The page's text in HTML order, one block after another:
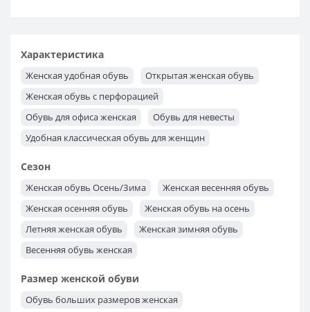
Характеристика
Женская удобная обувь
Открытая женская обувь
Женская обувь с перфорацией
Обувь для офиса женская
Обувь для невесты
Удобная классическая обувь для женщин
Женская обувь на высоком каблуке
Сезон
Женская обувь Осень/Зима
Женская весенняя обувь
Женская осенняя обувь
Женская обувь на осень
Летняя женская обувь
Женская зимняя обувь
Весенняя обувь женская
Размер женской обуви
Обувь больших размеров женская